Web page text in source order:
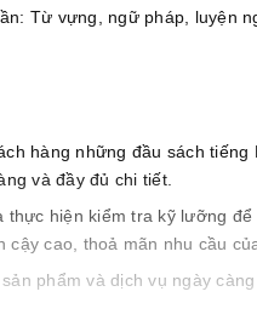
Từ vựng, ngữ pháp, luyện
hàng những đầu sách
và đầy đủ chi tiết.
hiện kiểm tra kỹ lưỡng
cao, thoả mãn nhu cầu
phẩm và dịch vụ ngày